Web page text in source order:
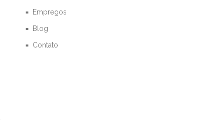
Empregos
Blog
Contato